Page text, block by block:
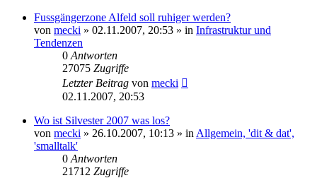
Fussgängerzone Alfeld soll ruhiger werden?
von mecki » 02.11.2007, 20:53 » in Infrastruktur und
Tendenzen
0 Antworten
27075 Zugriffe
Letzter Beitrag von mecki
02.11.2007, 20:53
Wo ist Silvester 2007 was los?
von mecki » 26.10.2007, 10:13 » in Allgemein, 'dit & dat',
'smalltalk'
0 Antworten
21712 Zugriffe